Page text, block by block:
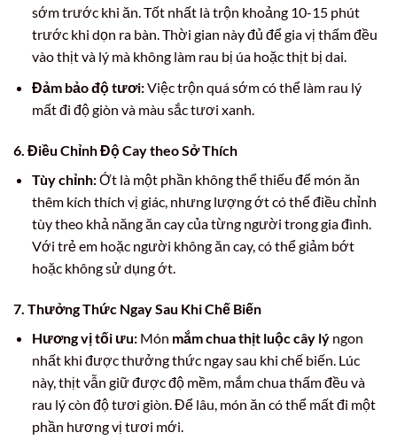
sớm trước khi ăn. Tốt nhất là trộn khoảng 10-15 phút
trước khi dọn ra bàn. Thời gian này đủ để gia vị thấm đều
vào thịt và lý mà không làm rau bị úa hoặc thịt bị dai.
Đảm bảo độ tươi:Việc trộn quá sớm có thể làm rau lý
mất đi độ giòn và màu sắc tươi xanh.
6. Điều Chỉnh Độ Cay theo Sở Thích
Tùy chỉnh:Ớt là một phần không thể thiếu để món ăn
thêm kích thích vị giác, nhưng lượng ớt có thể điều chỉnh
tùy theo khả năng ăn cay của từng người trong gia đình.
Với trẻ em hoặc người không ăn cay, có thể giảm bớt
hoặc không sử dụng ớt.
7. Thưởng Thức Ngay Sau Khi Chế Biến
Hương vị tối ưu:Món mắm chua thịt luộc cây lýngon
nhất khi được thưởng thức ngay sau khi chế biến. Lúc
này, thịt vẫn giữ được độ mềm, mắm chua thấm đều và
rau lý còn độ tươi giòn. Để lâu, món ăn có thể mất đi một
phần hương vị tươi mới.